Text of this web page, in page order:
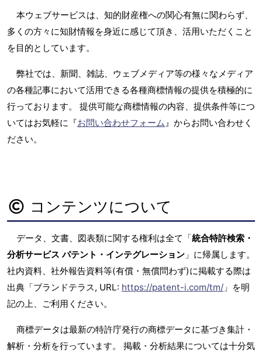
本ウェブサービスは、知的財産権への関心有無に関わらず、
多くの方々に知財情報を身近に感じて頂き、活用いただくこと
を目的としています。
弊社では、新聞、雑誌、ウェブメディア等の様々なメディア
の各種記事において活用できる各種商標情報の提供を積極的に
行っております。 提供可能な商標情報の内容、提供条件等につ
いてはお気軽に『お問い合わせフォーム 』からお問い合わせく
ださい。
コンテンツについて
データ、文書、図表類に関する権利は全て「統合特許検索・
分析サービス パテント・インテグレーション 」に帰属します。
社内資料、社外報告資料等(有償・無償問わず)に掲載する際は
出典「ブランドテラス, URL: https://patent-i.com/tm/ 」を明
記の上、ご利用ください。
商標データは最新の特許庁発行の商標データに基づき集計・
解析・分析を行っています。 掲載・分析結果については十分気